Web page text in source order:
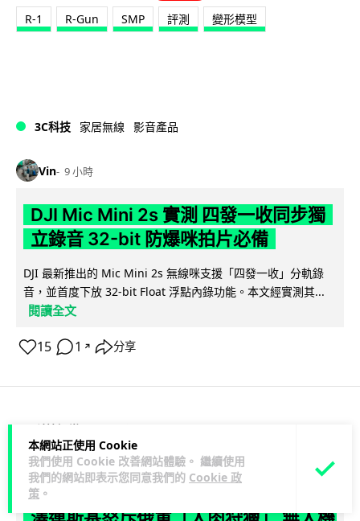
本網站正使用 Cookie
我們使用 Cookie 改善網站體驗。 繼續使用
我們的網站即表示您同意我們的 Cookie 政
策 。
R-1 R-Gun SMP 評測 變形模型
3C科技 家居無線 影音產品
Vin 9 小時
DJI Mic Mini 2s 實測 四發一收同步獨
立錄音 32-bit 防爆咪拍片必備
DJI 最新推出的 Mic Mini 2s 無線咪支援「四發一收」分軌錄
音，並首度下放 32-bit Float 浮點內錄功能。本文經實測其...
閱讀全文
15 1 ↗ 分享
Lawton 10 小時